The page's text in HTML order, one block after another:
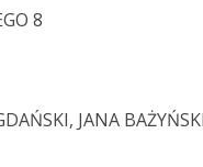
8
JANA